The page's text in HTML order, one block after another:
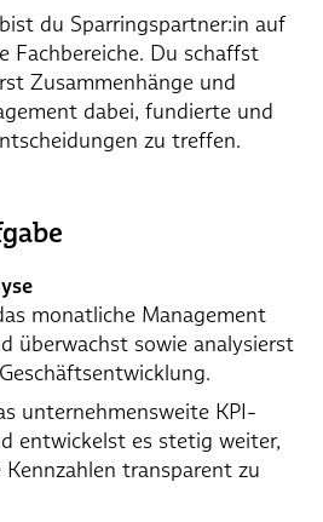
du Sparringspartner:in auf
Fachbereiche. Du schaffst
Zusammenhänge und
dabei, fundierte und
zu treffen.
monatliche Management
überwachst sowie analysierst
unternehmensweite KPI-
entwickelst es stetig weiter,
transparent zu